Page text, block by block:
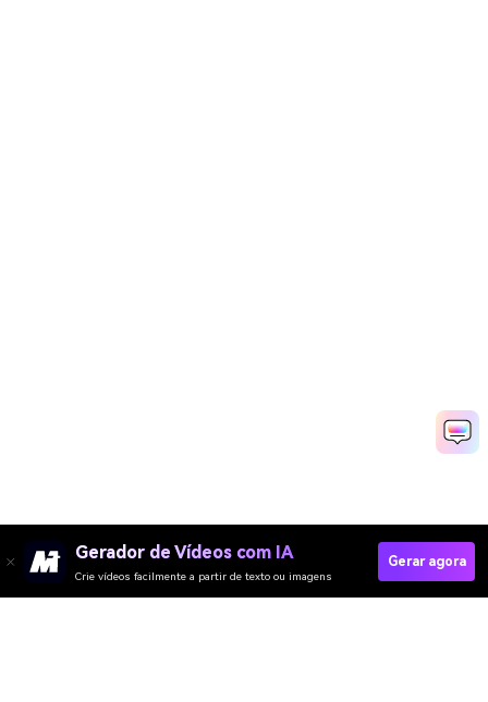
Gerador de Vídeos com IA
Crie vídeos facilmente a partir de texto ou imagens
Gerar agora